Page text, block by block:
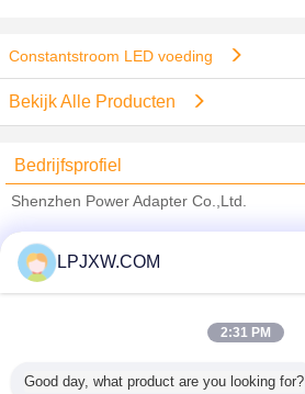
Constantstroom LED voeding
Bekijk Alle Producten
Bedrijfsprofiel
Shenzhen Power Adapter Co.,Ltd.
Trust Seal
Verified Suplier
LPJXW.COM
2:31 PM
Good day, what product are you looking for?